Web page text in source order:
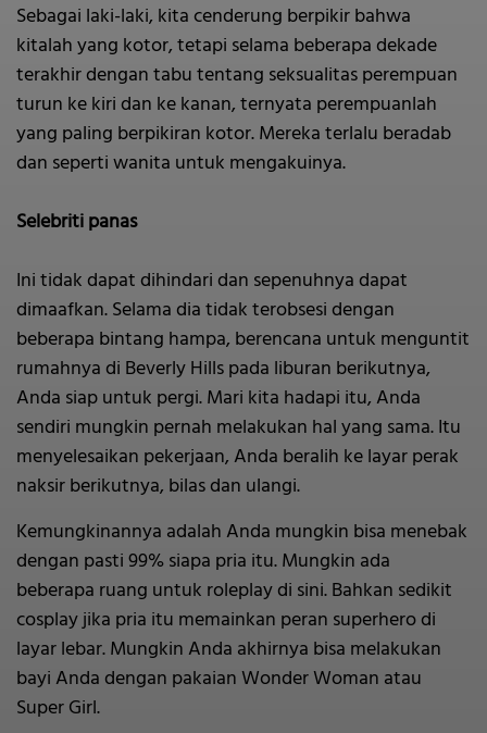
Sebagai laki-laki, kita cenderung berpikir bahwa
kitalah yang kotor, tetapi selama beberapa dekade
terakhir dengan tabu tentang seksualitas perempuan
turun ke kiri dan ke kanan, ternyata perempuanlah
yang paling berpikiran kotor. Mereka terlalu beradab
dan seperti wanita untuk mengakuinya.
Selebriti panas
Ini tidak dapat dihindari dan sepenuhnya dapat
dimaafkan. Selama dia tidak terobsesi dengan
beberapa bintang hampa, berencana untuk menguntit
rumahnya di Beverly Hills pada liburan berikutnya,
Anda siap untuk pergi. Mari kita hadapi itu, Anda
sendiri mungkin pernah melakukan hal yang sama. Itu
menyelesaikan pekerjaan, Anda beralih ke layar perak
naksir berikutnya, bilas dan ulangi.
Kemungkinannya adalah Anda mungkin bisa menebak
dengan pasti 99% siapa pria itu. Mungkin ada
beberapa ruang untuk roleplay di sini. Bahkan sedikit
cosplay jika pria itu memainkan peran superhero di
layar lebar. Mungkin Anda akhirnya bisa melakukan
bayi Anda dengan pakaian Wonder Woman atau
Super Girl.